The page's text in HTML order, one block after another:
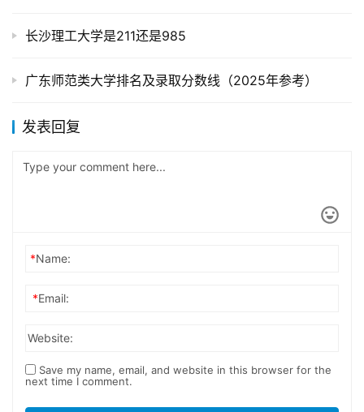
长沙理工大学是211还是985
广东师范类大学排名及录取分数线（2025年参考）
发表回复
*Name:
*Email:
Website:
Save my name, email, and website in this browser for the
next time I comment.